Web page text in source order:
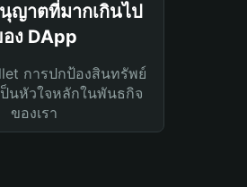
ญาตที่มากเกินไป
ง DApp
การปกป้องสินทรัพย์
นหัวใจหลักในพันธกิจ
ของเรา